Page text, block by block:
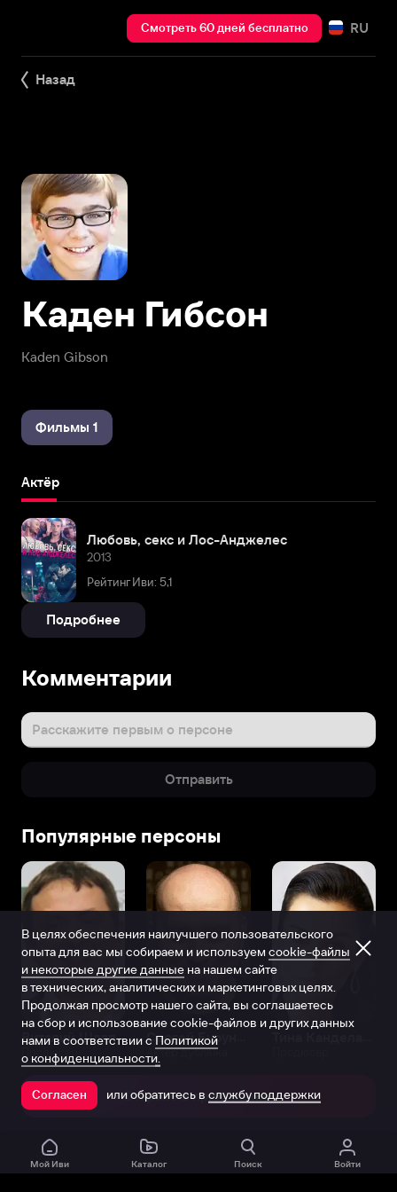
Смотреть 60 дней бесплатно RU
Назад
Kaden Gibson
Каден Гибсон
Фильмы 1
Актёр
Любовь, секс и Лос-Анджелес
2013
Рейтинг Иви: 5,1
Подробнее
Комментарии
Расскажите первым о персоне
Отправить
Популярные персоны
Виталий Шляппо
Продюсер Актёр дубляжа
Открыть в приложении
Мой Иви Каталог Поиск Войти
В целях обеспечения наилучшего пользовательского
опыта для вас мы собираем и используем cookie-файлы
и некоторые другие данные на нашем сайте
в технических, аналитических и маркетинговых целях.
Продолжая просмотр нашего сайта, вы соглашаетесь
на сбор и использование cookie-файлов и других данных
нами в соответствии с Политикой
о конфиденциальности.
Согласен или обратитесь в службу поддержки